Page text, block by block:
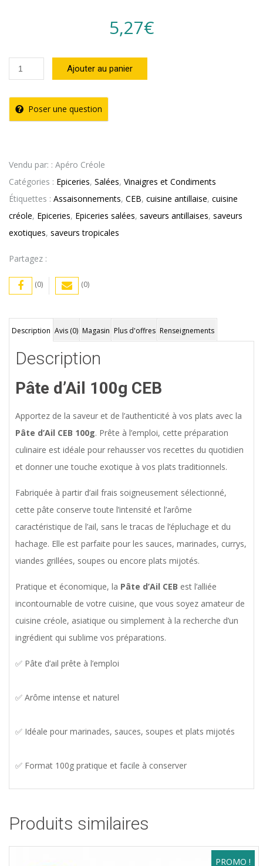
5,27€
quantité
de
Pâte
d’Ail
Ajouter au panier
Poser une question
Vendu par: : Apéro Créole
Catégories : Epiceries, Salées, Vinaigres et Condiments
Étiquettes : Assaisonnements, CEB, cuisine antillaise, cuisine
créole, Epiceries, Epiceries salées, saveurs antillaises, saveurs
exotiques, saveurs tropicales
Partagez :
(0) (0)
Description Avis (0) Magasin Plus d'offres Renseignements
Description
Pâte d’Ail 100g CEB
Apportez de la saveur et de l’authenticité à vos plats avec la
Pâte d’Ail CEB 100g. Prête à l’emploi, cette préparation
culinaire est idéale pour rehausser vos recettes du quotidien
et donner une touche exotique à vos plats traditionnels.
Fabriquée à partir d’ail frais soigneusement sélectionné,
cette pâte conserve toute l’intensité et l’arôme
caractéristique de l’ail, sans le tracas de l’épluchage et du
hachage. Elle est parfaite pour les sauces, marinades, currys,
viandes grillées, soupes ou encore plats mijotés.
Pratique et économique, la Pâte d’Ail CEB est l’alliée
incontournable de votre cuisine, que vous soyez amateur de
cuisine créole, asiatique ou simplement à la recherche d’un
ingrédient qui sublime vos préparations.
✅ Pâte d’ail prête à l’emploi
✅ Arôme intense et naturel
✅ Idéale pour marinades, sauces, soupes et plats mijotés
✅ Format 100g pratique et facile à conserver
Produits similaires
PROMO !